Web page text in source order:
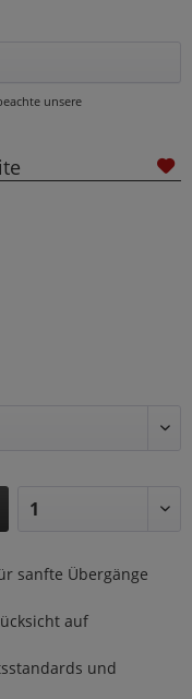
unsere
sanfte Übergänge
auf
und